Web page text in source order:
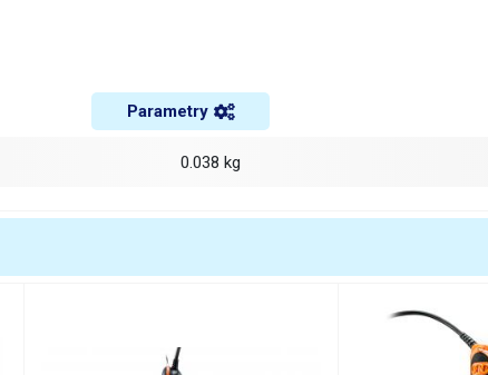
Parametry
0.038 kg